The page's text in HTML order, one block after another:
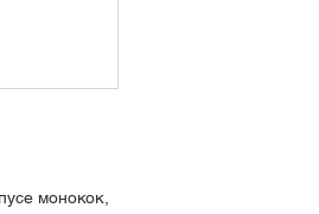
монокок,